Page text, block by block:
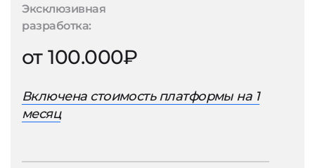
Эксклюзивная
разработка:
от 100.000₽
Включена стоимость платформы на 1
месяц